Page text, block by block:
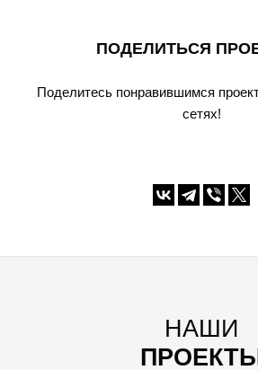
ПОДЕЛИТЬСЯ
Поделитесь понравившимся
сетях!
НАШИ